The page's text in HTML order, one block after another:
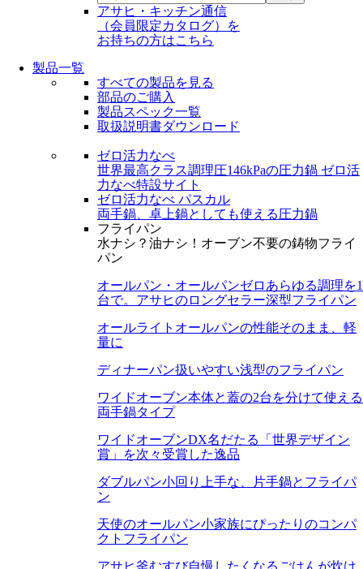
アサヒ・キッチン通信
（会員限定カタログ）を
お持ちの方はこちら
製品一覧
すべての製品を見る
部品のご購入
製品スペック一覧
取扱説明書ダウンロード
ゼロ活力なべ
世界最高クラス調理圧146kPaの圧力鍋 ゼロ活
力なべ特設サイト
ゼロ活力なべ パスカル
両手鍋、卓上鍋としても使える圧力鍋
フライパン
水ナシ？油ナシ！オーブン不要の鋳物フライ
パン
オールパン・オールパンゼロ あらゆる調理を1
台で。アサヒのロングセラー深型フライパン
オールライト オールパンの性能そのまま、軽
量に
ディナーパン扱いやすい浅型のフライパン
ワイドオーブン本体と蓋の2台を分けて使える
両手鍋タイプ
ワイドオーブンDX名だたる「世界デザイン
賞」を次々受賞した逸品
ダブルパン小回り上手な、片手鍋とフライパ
ン
天使のオールパン小家族にぴったりのコンパ
クトフライパン
アサヒ釜むすび自慢したくなるごはんが炊け